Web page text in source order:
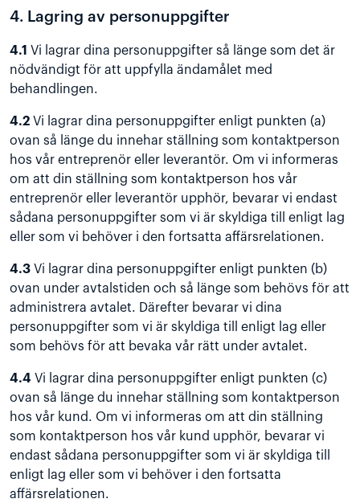
4. Lagring av personuppgifter
4.1 Vi lagrar dina personuppgifter så länge som det är
nödvändigt för att uppfylla ändamålet med
behandlingen.
4.2 Vi lagrar dina personuppgifter enligt punkten (a)
ovan så länge du innehar ställning som kontaktperson
hos vår entreprenör eller leverantör. Om vi informeras
om att din ställning som kontaktperson hos vår
entreprenör eller leverantör upphör, bevarar vi endast
sådana personuppgifter som vi är skyldiga till enligt lag
eller som vi behöver i den fortsatta affärsrelationen.
4.3 Vi lagrar dina personuppgifter enligt punkten (b)
ovan under avtalstiden och så länge som behövs för att
administrera avtalet. Därefter bevarar vi dina
personuppgifter som vi är skyldiga till enligt lag eller
som behövs för att bevaka vår rätt under avtalet.
4.4 Vi lagrar dina personuppgifter enligt punkten (c)
ovan så länge du innehar ställning som kontaktperson
hos vår kund. Om vi informeras om att din ställning
som kontaktperson hos vår kund upphör, bevarar vi
endast sådana personuppgifter som vi är skyldiga till
enligt lag eller som vi behöver i den fortsatta
affärsrelationen.